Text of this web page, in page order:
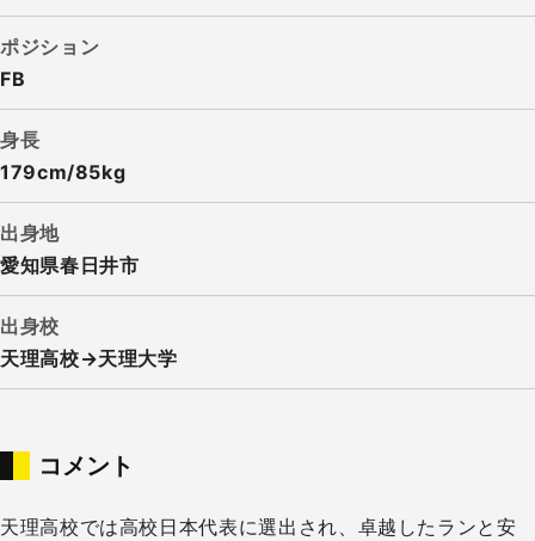
ポジション
FB
身長
179cm/85kg
出身地
愛知県春日井市
出身校
天理高校→天理大学
コメント
天理高校では高校日本代表に選出され、卓越したランと安